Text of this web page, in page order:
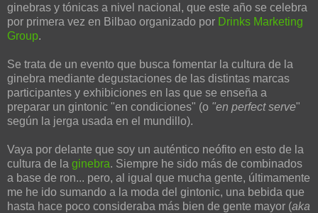
ginebras y tónicas a nivel nacional, que este año se celebra
por primera vez en Bilbao organizado por Drinks Marketing
Group.
Se trata de un evento que busca fomentar la cultura de la
ginebra mediante degustaciones de las distintas marcas
participantes y exhibiciones en las que se enseña a
preparar un gintonic "en condiciones" (o "en perfect serve"
según la jerga usada en el mundillo).
Vaya por delante que soy un auténtico neófito en esto de la
cultura de la ginebra. Siempre he sido más de combinados
a base de ron... pero, al igual que mucha gente, últimamente
me he ido sumando a la moda del gintonic, una bebida que
hasta hace poco consideraba más bien de gente mayor (aka